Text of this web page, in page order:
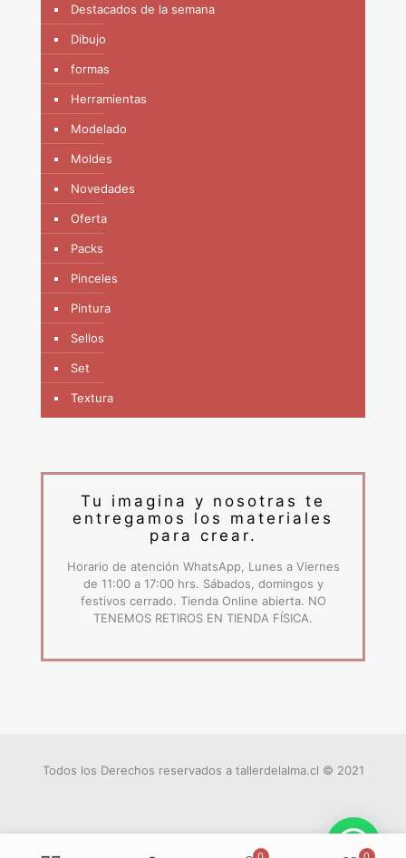
Destacados de la semana
Dibujo
formas
Herramientas
Modelado
Moldes
Novedades
Oferta
Packs
Pinceles
Pintura
Sellos
Set
Textura
Tu imagina y nosotras te
entregamos los materiales
para crear.
Horario de atención WhatsApp, Lunes a Viernes
de 11:00 a 17:00 hrs. Sábados, domingos y
festivos cerrado. Tienda Online abierta. NO
TENEMOS RETIROS EN TIENDA FÍSICA.
Todos los Derechos reservados a tallerdelalma.cl © 2021